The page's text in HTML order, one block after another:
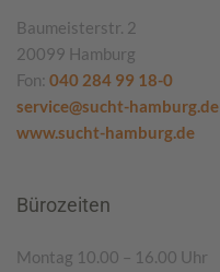
Baumeisterstr. 2
20099 Hamburg
Fon: 040 284 99 18-0
service@sucht-hamburg.de
www.sucht-hamburg.de
Bürozeiten
Montag 10.00 – 16.00 Uhr